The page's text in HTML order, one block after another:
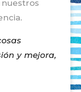
y mejora,